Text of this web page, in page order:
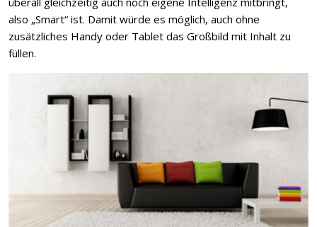
also „Smart“ ist. Damit würde es möglich, auch ohne
zusätzliches Handy oder Tablet das Großbild mit Inhalt zu
füllen.